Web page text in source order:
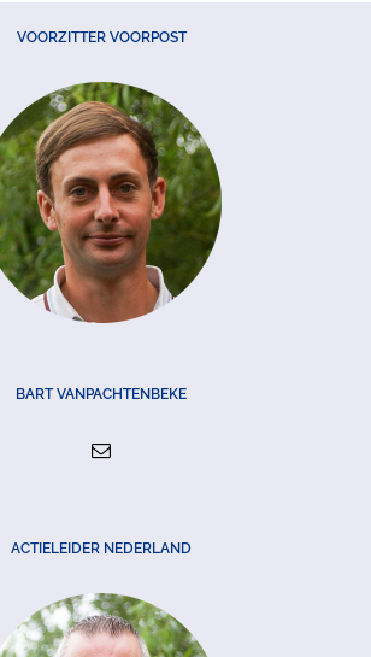
VOORZITTER VOORPOST
BART VANPACHTENBEKE
ACTIELEIDER NEDERLAND